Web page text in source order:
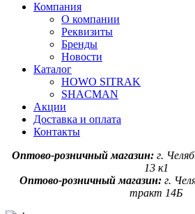
Компания
О компании
Реквизиты
Бренды
Новости
Каталог
HOWO SITRAK
SHACMAN
Акции
Доставка и оплата
Контакты
Оптово-розничный магазин: г.
13 к1
Оптово-розничный магазин:г.
тракт 14Б